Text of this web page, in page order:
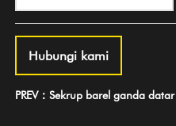
Hubungi kami
PREV：Sekrup barel ganda datar